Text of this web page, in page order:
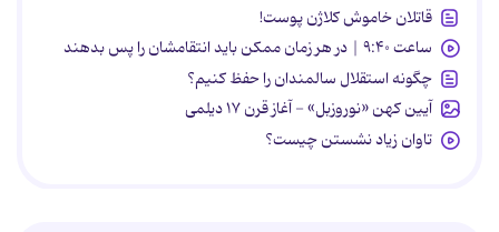
قاتلان خاموش کلاژن پوست!
ساعت ۹:۴۰ | در هر زمان ممکن باید انتقامشان را پس بدهند
چگونه استقلال سالمندان را حفظ کنیم؟
آیین کهن «نوروزبل» - آغاز قرن ۱۷ دیلمی
تاوان زیاد نشستن چیست؟